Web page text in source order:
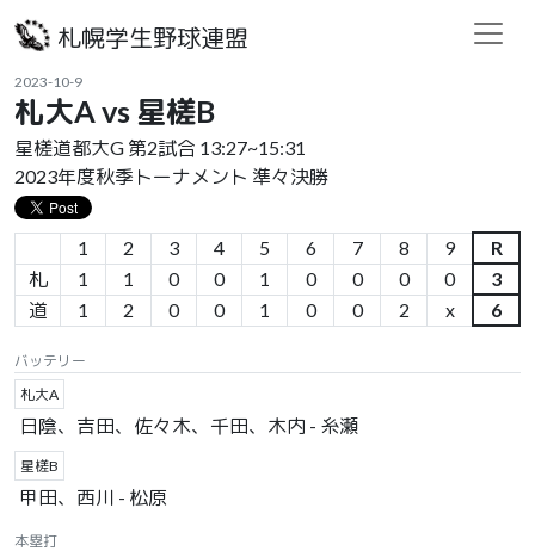
札幌学生野球連盟
2023-10-9
札大A vs 星槎B
星槎道都大G 第2試合 13:27~15:31
2023年度秋季トーナメント 準々決勝
1 2 3 4 5 6 7 8 9
R
札
1 1 0 0 1 0 0 0 0
3
道
1 2 0 0 1 0 0 2 x 6
バッテリー
札大A
日陰、吉田、佐々木、千田、木内 - 糸瀬
星槎B
甲田、西川 - 松原
本塁打